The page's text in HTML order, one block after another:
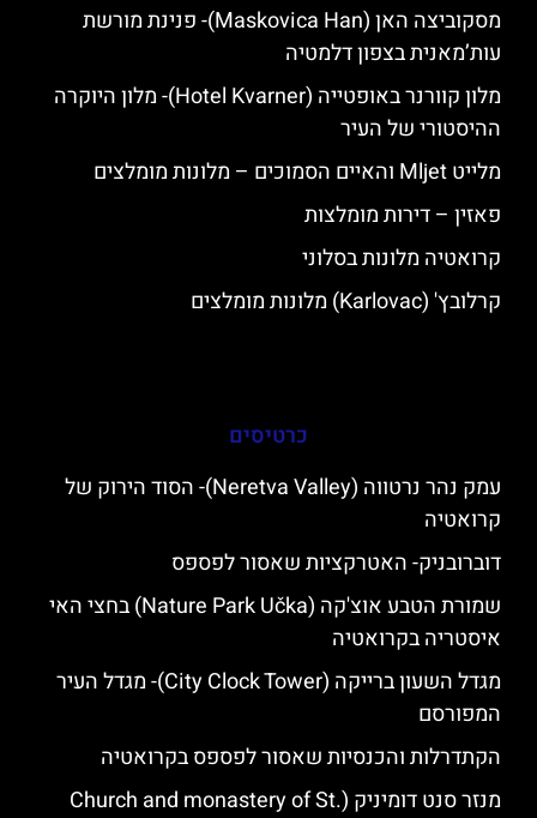
מסקוביצה האן (Maskovica Han)- פנינת מורשת
עות’מאנית בצפון דלמטיה
מלון קוורנר באופטייה (Hotel Kvarner)- מלון היוקרה
ההיסטורי של העיר
מלייט Mljet והאיים הסמוכים – מלונות מומלצים
פאזין – דירות מומלצות
קרואטיה מלונות בסלוני
קרלובץ' (Karlovac) מלונות מומלצים
כרטיסים
עמק נהר נרטווה (Neretva Valley)- הסוד הירוק של
קרואטיה
דוברובניק- האטרקציות שאסור לפספס
שמורת הטבע אוצ'קה (Nature Park Učka) בחצי האי
איסטריה בקרואטיה
מגדל השעון ברייקה (City Clock Tower)- מגדל העיר
המפורסם
הקתדרלות והכנסיות שאסור לפספס בקרואטיה
מנזר סנט דומיניק (Church and monastery of St.